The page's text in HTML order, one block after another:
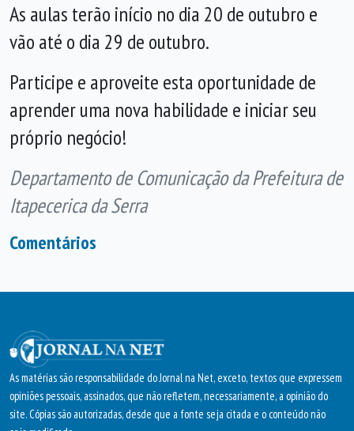
As aulas terão início no dia 20 de outubro e
vão até o dia 29 de outubro.
Participe e aproveite esta oportunidade de
aprender uma nova habilidade e iniciar seu
próprio negócio!
Departamento de Comunicação da Prefeitura de
Itapecerica da Serra
Comentários
As matérias são responsabilidade do Jornal na Net, exceto, textos que expressem
opiniões pessoais, assinados, que não refletem, necessariamente, a opinião do
site. Cópias são autorizadas, desde que a fonte seja citada e o conteúdo não